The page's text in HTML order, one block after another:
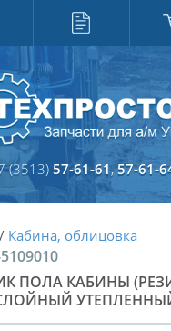
(3513) 57-61-61,57-61-
/ Кабина, облицовка
ПОЛА КАБИНЫ